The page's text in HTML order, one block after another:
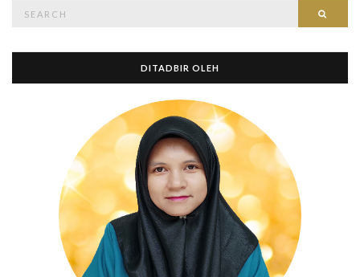
for:
DITADBIR OLEH